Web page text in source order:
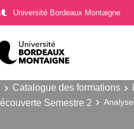
Université Bordeaux Montaigne
Catalogue des formations
Semestre 2